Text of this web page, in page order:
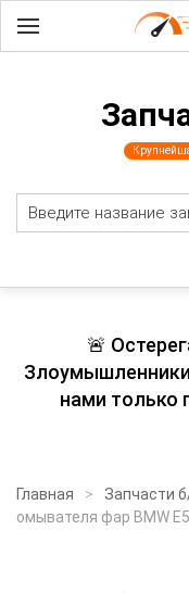
🚨
нами только
Главная Запчасти
омывателя фар BMW